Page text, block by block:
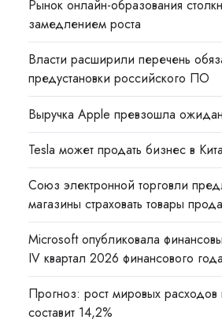
Рынок онлайн-образования
замедлением роста
Власти расширили перечень
предустановки российского ПО
Выручка Apple превзошла
Tesla может продать бизнес в
Союз электронной торговли
магазины страховать товары
Microsoft опубликовала
IV квартал 2026 финансового года
Прогноз: рост мировых
составит 14,2%